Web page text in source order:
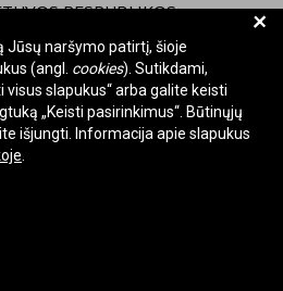
RESPUBLIKOS
PAVELDO KOMISIJA
registre 288700520
Vilnius
+
Jūsų naršymo patirtį, šioje
(angl. cookies). Sutikdami,
slapukus“ arba galite keisti
„Keisti pasirinkimus“. Būtinųjų
išjungti. Informacija apie slapukus